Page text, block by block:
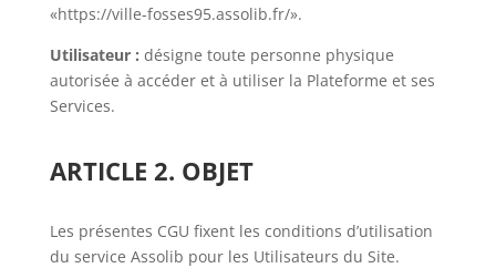
«https://ville-fosses95.assolib.fr/».
Utilisateur : désigne toute personne physique
autorisée à accéder et à utiliser la Plateforme et ses
Services.
ARTICLE 2. OBJET
Les présentes CGU fixent les conditions d’utilisation
du service Assolib pour les Utilisateurs du Site.